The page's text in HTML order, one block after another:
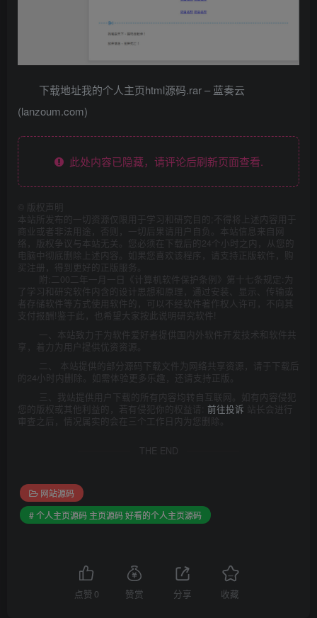
下载地址我的个人主页html源码.rar – 蓝奏云
(lanzoum.com)
此处内容已隐藏，请评论后刷新页面查看.
版权声明
本站所发布的一切资源仅限用于学习和研究目的;不得将上述内容用于
商业或者非法用途，否则，一切后果请用户自负。本站信息来自网
络，版权争议与本站无关。您必须在下载后的24个小时之内，从您的
电脑中彻底删除上述内容。如果您喜欢该程序，请支持正版软件，购
买注册，得到更好的正版服务。
附:二00二年一月一日《计算机软件保护条例》第十七条规定:为
了学习和研究软件内含的设计思想和原理，通过安装、显示、传输或
者存储软件等方式使用软件的，可以不经软件著作权人许可，不向其
支付报酬!鉴于此，也希望大家按此说明研究软件!
一、本站致力于为软件爱好者提供国内外软件开发技术和软件共
享，着力为用户提供优资资源。
二、 本站提供的部分源码下载文件为网络共享资源，请于下载后
的24小时内删除。如需体验更多乐趣，还请支持正版。
三、我站提供用户下载的所有内容均转自互联网。如有内容侵犯
您的版权或其他利益的，若有侵犯你的权益请: 前往投诉 站长会进行
审查之后，情况属实的会在三个工作日内为您删除。
THE END
网站源码
# 个人主页源码 主页源码 好看的个人主页源码
点赞 0 赞赏 分享 收藏